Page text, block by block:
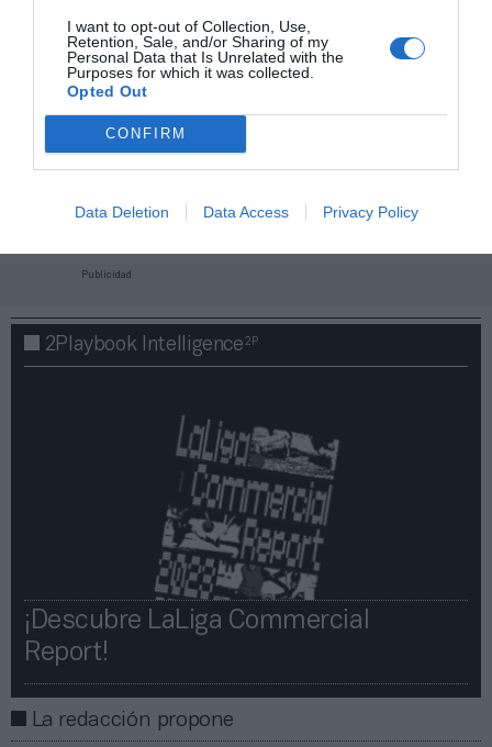
I want to opt-out of Collection, Use,
Retention, Sale, and/or Sharing of my
Personal Data that Is Unrelated with the
Purposes for which it was collected.
Opted Out
CONFIRM
Data Deletion Data Access Privacy Policy
y eventos para Socios!​​​​​​​
Publicidad
2Playbook Intelligence2P
¡Descubre LaLiga Commercial
Report!​​
La redacción propone